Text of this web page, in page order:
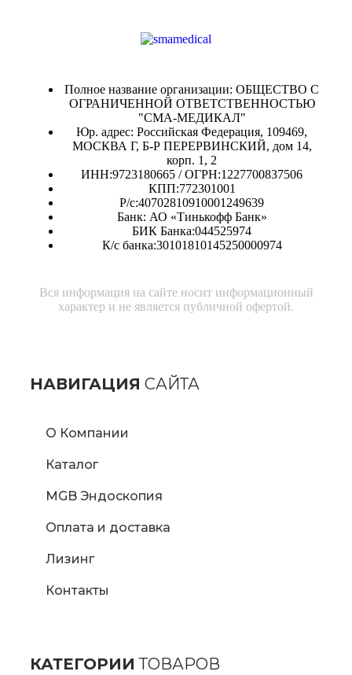
Полное название организации: ОБЩЕСТВО С
ОГРАНИЧЕННОЙ ОТВЕТСТВЕННОСТЬЮ
"СМА-МЕДИКАЛ"
Юр. адрес: Российская Федерация, 109469,
МОСКВА Г, Б-Р ПЕРЕРВИНСКИЙ, дом 14,
корп. 1, 2
ИНН:9723180665 / ОГРН:1227700837506
КПП:772301001
Р/с:40702810910001249639
Банк: АО «Тинькофф Банк»
БИК Банка:044525974
К/с банка:30101810145250000974
Вся информация на сайте носит информационный
характер и не является публичной офертой.
НАВИГАЦИЯ САЙТА
О Компании
Каталог
MGB Эндоскопия
Оплата и доставка
Лизинг
Контакты
КАТЕГОРИИ ТОВАРОВ